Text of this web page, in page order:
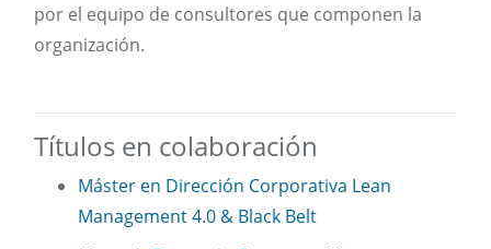
por el equipo de consultores que componen la
organización.
Títulos en colaboración
Máster en Dirección Corporativa Lean
Management 4.0 & Black Belt